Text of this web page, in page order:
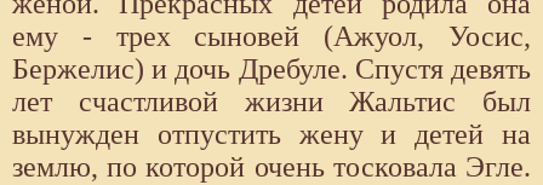
ему - трех сыновей (Ажуол, Уосис,
Бержелис) и дочь Дребуле. Спустя девять
лет счастливой жизни Жальтис был
вынужден отпустить жену и детей на
землю, по которой очень тосковала Эгле.